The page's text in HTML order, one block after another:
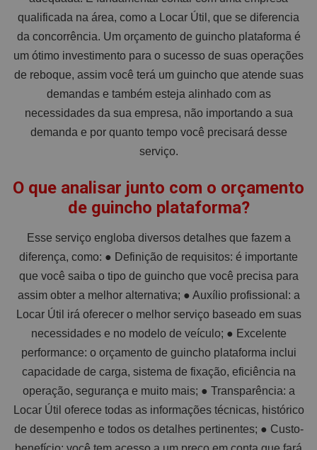
qualificada na área, como a Locar Útil, que se diferencia
da concorrência. Um orçamento de guincho plataforma é
um ótimo investimento para o sucesso de suas operações
de reboque, assim você terá um guincho que atende suas
demandas e também esteja alinhado com as
necessidades da sua empresa, não importando a sua
demanda e por quanto tempo você precisará desse
serviço.
O que analisar junto com o orçamento
de guincho plataforma?
Esse serviço engloba diversos detalhes que fazem a
diferença, como: ● Definição de requisitos: é importante
que você saiba o tipo de guincho que você precisa para
assim obter a melhor alternativa; ● Auxílio profissional: a
Locar Útil irá oferecer o melhor serviço baseado em suas
necessidades e no modelo de veículo; ● Excelente
performance: o orçamento de guincho plataforma inclui
capacidade de carga, sistema de fixação, eficiência na
operação, segurança e muito mais; ● Transparência: a
Locar Útil oferece todas as informações técnicas, histórico
de desempenho e todos os detalhes pertinentes; ● Custo-